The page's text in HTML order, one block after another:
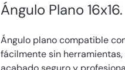
Ángulo Plano 16x16.
Ángulo plano compatible
fácilmente sin